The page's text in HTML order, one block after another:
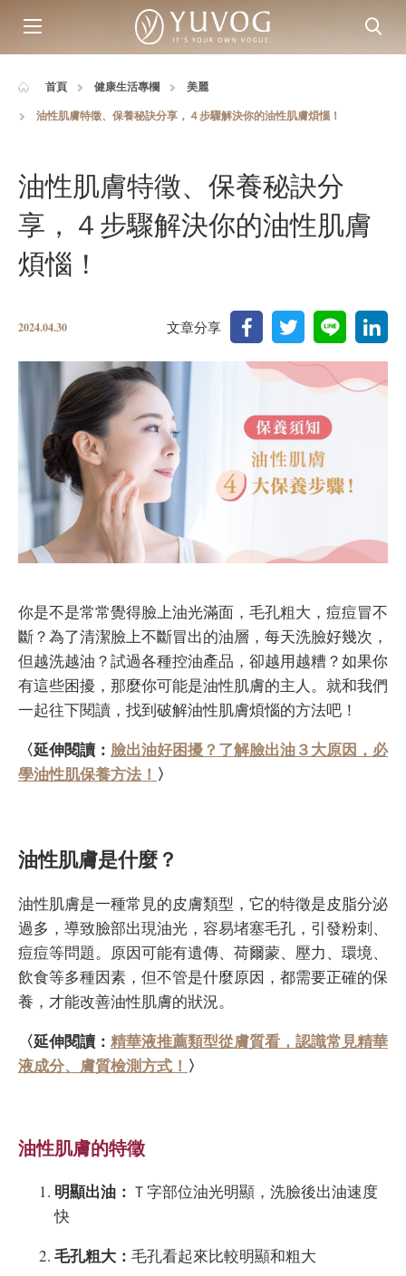
首頁 健康生活專欄
美麗
油性肌膚特徵、保養秘訣分享，４步驟解決你的油性肌膚煩惱！
油性肌膚特徵、保養秘訣分
享，４步驟解決你的油性肌膚
煩惱！
2024.04.30 文章分享
你是不是常常覺得臉上油光滿面，毛孔粗大，痘痘冒不
斷？為了清潔臉上不斷冒出的油層，每天洗臉好幾次，
但越洗越油？試過各種控油產品，卻越用越糟？如果你
有這些困擾，那麼你可能是油性肌膚的主人。就和我們
一起往下閱讀，找到破解油性肌膚煩惱的方法吧！
〈延伸閱讀： 臉出油好困擾？了解臉出油３大原因，必
學油性肌保養方法！ 〉
油性肌膚是什麼？
油性肌膚是一種常見的皮膚類型，它的特徵是皮脂分泌
過多，導致臉部出現油光，容易堵塞毛孔，引發粉刺、
痘痘等問題。原因可能有遺傳、荷爾蒙、壓力、環境、
飲食等多種因素，但不管是什麼原因，都需要正確的保
養，才能改善油性肌膚的狀況。
〈延伸閱讀： 精華液推薦類型從膚質看，認識常見精華
液成分、膚質檢測方式！ 〉
油性肌膚的特徵
明顯出油： Ｔ字部位油光明顯，洗臉後出油速度
快
毛孔粗大： 毛孔看起來比較明顯和粗大